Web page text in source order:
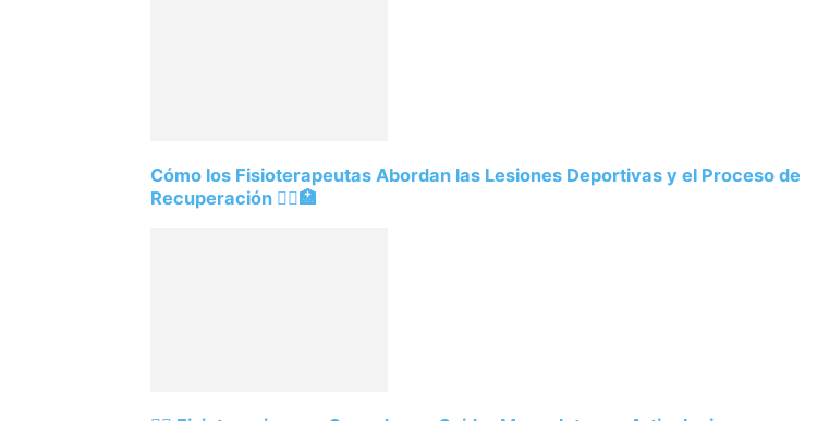
Cómo los Fisioterapeutas Abordan las Lesiones Deportivas y el Proceso de
Recuperación 🏃‍♀️🏥